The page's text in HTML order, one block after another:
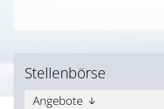
Stellenbörse
Angebote